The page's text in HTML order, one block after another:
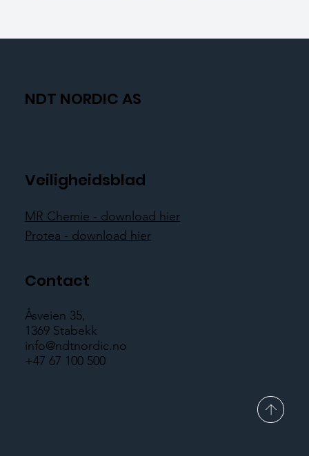
NDT NORDIC AS
Veiligheidsblad
MR Chemie - download hier
Protea - download hier
Contact
Åsveien 35,
1369 Stabekk
info@ndtnordic.no
+47 67 100 500